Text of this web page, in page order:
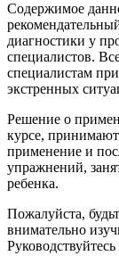
Содержимое
диагностики у
специалистов.
специалистам
экстренных
Решение о
курсе, принимают
применение и
упражнений,
ребенка.
Пожалуйста,
внимательно